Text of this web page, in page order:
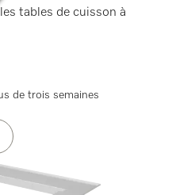
tables de cuisson à
de trois semaines